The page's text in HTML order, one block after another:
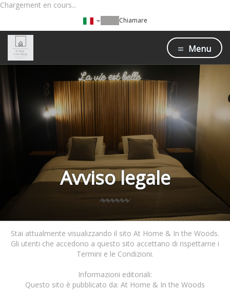
Chargement en cours...
Chiamare
Menu
Avviso legale
Stai attualmente visualizzando il sito At Home & In the Woods.
Gli utenti che accedono a questo sito accettano di rispettarne i
Termini e le Condizioni.
Informazioni editoriali:
Questo sito è pubblicato da: At Home & In the Woods